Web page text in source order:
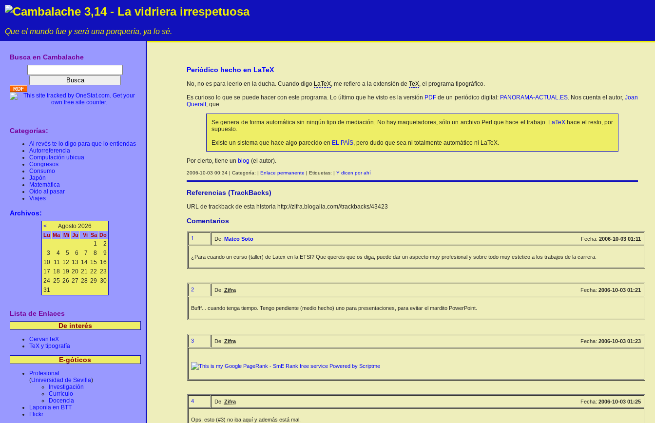
Cambalache 3,14 - La vidriera irrespetuosa
Que el mundo fue y será una porquería, ya lo sé.
Periódico hecho en LaTeX
No, no es para leerlo en la ducha. Cuando digo LaTeX, me refiero a la extensión deTeX, el programa tipográfico.
Es curioso lo que se puede hacer con este programa. Lo último que he visto es la versión PDF de un periódico digital: PANORAMA-ACTUAL.ES. Nos cuenta el autor,Joan
Queralt, que
Se genera de forma automática sin ningún tipo de mediación. No hay maquetadores, sólo un archivo Perl que hace el trabajo. LaTeX hace el resto, por
supuesto.
Existe un sistema que hace algo parecido en EL PAÍS, pero dudo que sea ni totalmente automático ni LaTeX.
Por cierto, tiene un blog (el autor).
2006-10-03 00:34 | Categoría: |Enlace permanente | Etiquetas: |Y dicen por ahí
Referencias (TrackBacks)
URL de trackback de esta historia http://zifra.blogalia.com//trackbacks/43423
Comentarios
1 De: Mateo Soto Fecha: 2006-10-03 01:11
¿Para cuando un curso (taller) de Latex en la ETSI? Que quereis que os diga, puede dar un aspecto muy profesional y sobre todo muy estetico a los trabajos de la carrera.
2 De: Zifra Fecha: 2006-10-03 01:21
Bufff... cuando tenga tiempo. Tengo pendiente (medio hecho) uno para presentaciones, para evitar el mardito PowerPoint.
3 De: Zifra Fecha: 2006-10-03 01:23
4 De: Zifra Fecha: 2006-10-03 01:25
Ops, esto (#3) no iba aquí y además está mal.
Busca en Cambalache
Categorías:
Al revés te lo digo para que lo entiendas
Autorreferencia
Computación ubicua
Congresos
Consumo
Japón
Matemática
Oído al pasar
Viajes
Archivos:
< Agosto 2026
Lu Ma Mi Ju Vi Sa Do
1
2
3
4 5 6 7 8
9
10 11 12 13 14 15 16
17 18 19 20 21 22 23
24 25 26 27 28 29 30
31
Lista de Enlaces
De interés
CervanTeX
TeX y tipografía
E-góticos
Profesional
(Universidad de Sevilla)
Investigación
Currículo
Docencia
Laponia en BTT
Flickr